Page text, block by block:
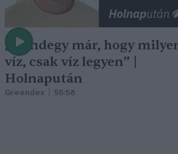
„Mindegy már, hogy
víz, csak víz legyen” |
Holnapután
Greendex 55:58